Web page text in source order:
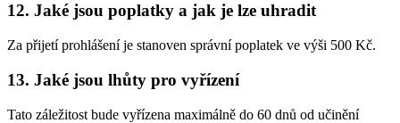
12. Jaké jsou poplatky a jak je lze uhradit
Za přijetí prohlášení je stanoven správní poplatek ve výši 500 Kč.
13. Jaké jsou lhůty pro vyřízení
Tato záležitost bude vyřízena maximálně do 60 dnů od učinění